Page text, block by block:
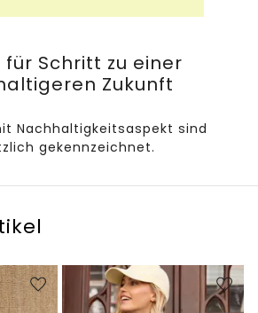
Schritt zu einer
Zukunft
Nachhaltigkeitsaspekt sind
gekennzeichnet.